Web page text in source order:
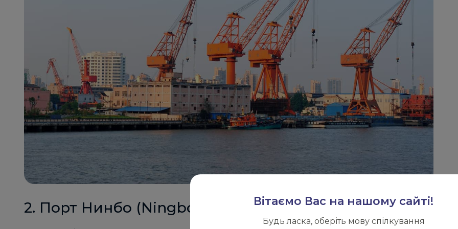
Вітаємо Вас на нашому сайті!
Будь ласка, оберіть мову спілкування
2. Порт Нинбо (Ningbo)